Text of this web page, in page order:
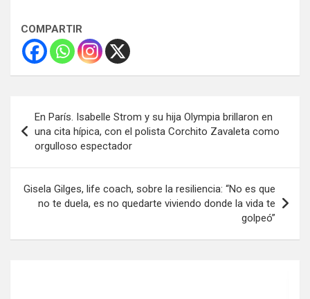
COMPARTIR
de
entradas
En París. Isabelle Strom y su hija Olympia brillaron en
una cita hípica, con el polista Corchito Zavaleta como
orgulloso espectador
Gisela Gilges, life coach, sobre la resiliencia: “No es que
no te duela, es no quedarte viviendo donde la vida te
golpeó”